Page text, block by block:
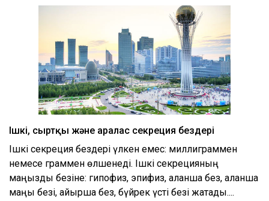
Ішкі, сыртқы және аралас секреция бездері
Ішкі секреция бездері үлкен емес: миллиграммен
немесе граммен өлшенеді. Ішкі секрецияның
маңызды безіне: гипофиз, эпифиз, қалқанша без, қалқанша
маңы безі, айырша без, бүйрек үсті безі жатады....